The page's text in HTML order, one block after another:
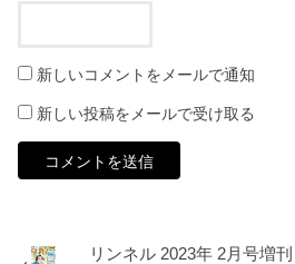
新しいコメントをメールで通知
新しい投稿をメールで受け取る
リンネル 2023年 2月号増